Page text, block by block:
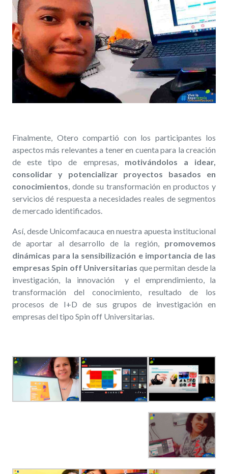
Finalmente, Otero compartió con los participantes los
aspectos más relevantes a tener en cuenta para la creación
de este tipo de empresas, motivándolos a idear,
consolidar y potencializar proyectos basados en
conocimientos, donde su transformación en productos y
servicios dé respuesta a necesidades reales de segmentos
de mercado identificados.
Así, desde Unicomfacauca en nuestra apuesta institucional
de aportar al desarrollo de la región, promovemos
dinámicas para la sensibilización e importancia de las
empresas Spin off Universitarias que permitan desde la
investigación, la innovación y el emprendimiento, la
transformación del conocimiento, resultado de los
procesos de I+D de sus grupos de investigación en
empresas del tipo Spin off Universitarias.